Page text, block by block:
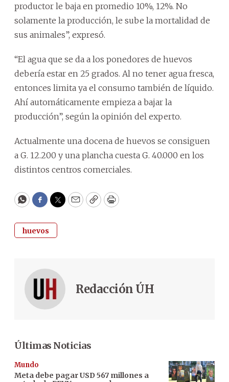
productor le baja en promedio 10%, 12%. No
solamente la producción, le sube la mortalidad de
sus animales”, expresó.
“El agua que se da a los ponedores de huevos
debería estar en 25 grados. Al no tener agua fresca,
entonces limita ya el consumo también de líquido.
Ahí automáticamente empieza a bajar la
producción”, según la opinión del experto.
Actualmente una docena de huevos se consiguen
a G. 12.200 y una plancha cuesta G. 40.000 en los
distintos centros comerciales.
WhatsApp
Facebook
Twitter
EmailCopyPrint
huevos
Redacción ÚH
Últimas Noticias
Mundo
Meta debe pagar USD 567 millones a